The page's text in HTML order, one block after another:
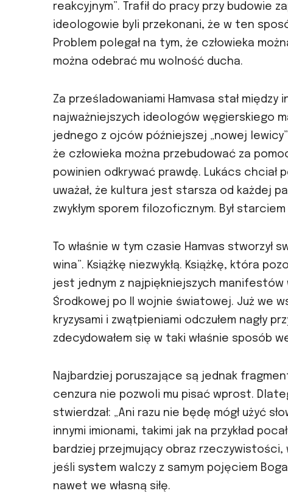
reakcyjnym”. Trafił do pracy przy budowie
ideologowie byli przekonani, że w ten
Problem polegał na tym, że człowieka
można odebrać mu wolność ducha.
Za prześladowaniami Hamvasa stał między
najważniejszych ideologów węgierskiego
jednego z ojców późniejszej „nowej
że człowieka można przebudować za
powinien odkrywać prawdę. Lukács chciał
uważał, że kultura jest starsza od każdej
zwykłym sporem filozoficznym. Był
To właśnie w tym czasie Hamvas stworzył
wina”. Książkę niezwykłą. Książkę, która
jest jednym z najpiękniejszych
Środkowej po II wojnie światowej. Już we
kryzysami i zwątpieniami odczułem nagły
zdecydowałem się w taki właśnie sposób
Najbardziej poruszające są jednak
cenzura nie pozwoli mu pisać wprost.
stwierdzał: „Ani razu nie będę mógł użyć
innymi imionami, takimi jak na przykład
bardziej przejmujący obraz
jeśli system walczy z samym pojęciem
nawet we własną siłę.